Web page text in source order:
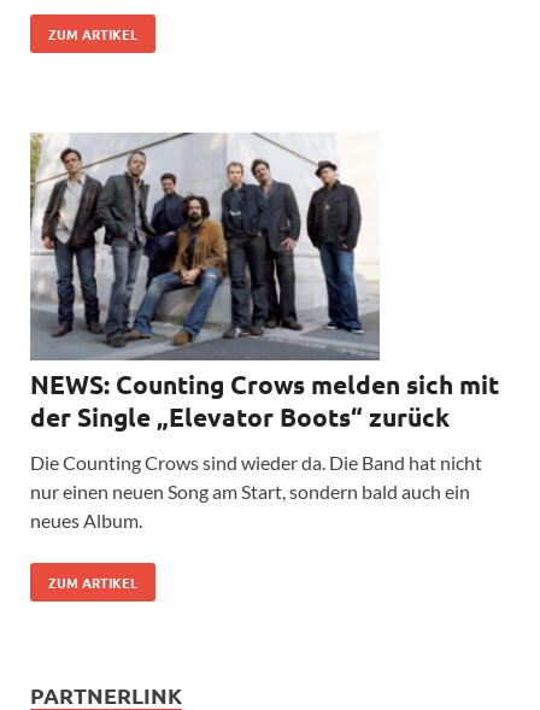
ZUM ARTIKEL
NEWS: Counting Crows melden sich mit
der Single „Elevator Boots“ zurück
Die Counting Crows sind wieder da. Die Band hat nicht
nur einen neuen Song am Start, sondern bald auch ein
neues Album.
ZUM ARTIKEL
PARTNERLINK